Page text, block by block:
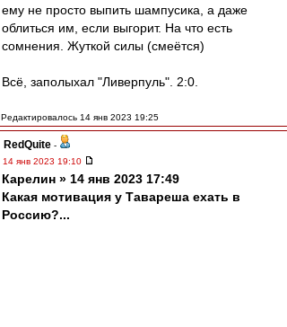
ему не просто выпить шампусика, а даже
облиться им, если выгорит. На что есть
сомнения. Жуткой силы (смеётся)
Всё, заполыхал "Ливерпуль". 2:0.
Редактировалось 14 янв 2023 19:25
RedQuite -
14 янв 2023 19:10
Карелин » 14 янв 2023 17:49
Какая мотивация у Тавареша ехать в
Россию?...